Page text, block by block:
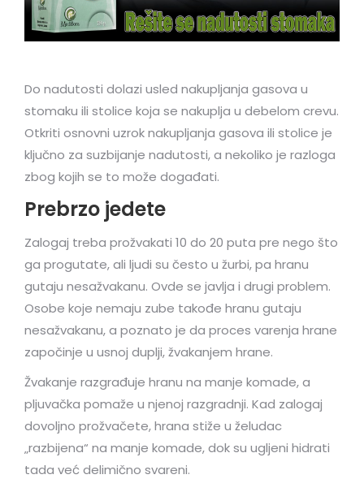
Do nadutosti dolazi usled nakupljanja gasova u
stomaku ili stolice koja se nakuplja u debelom crevu.
Otkriti osnovni uzrok nakupljanja gasova ili stolice je
ključno za suzbijanje nadutosti, a nekoliko je razloga
zbog kojih se to može događati.
Prebrzo jedete
Zalogaj treba prožvakati 10 do 20 puta pre nego što
ga progutate, ali ljudi su često u žurbi, pa hranu
gutaju nesažvakanu. Ovde se javlja i drugi problem.
Osobe koje nemaju zube takođe hranu gutaju
nesažvakanu, a poznato je da proces varenja hrane
započinje u usnoj duplji, žvakanjem hrane.
Žvakanje razgrađuje hranu na manje komade, a
pljuvačka pomaže u njenoj razgradnji. Kad zalogaj
dovoljno prožvačete, hrana stiže u želudac
„razbijena“ na manje komade, dok su ugljeni hidrati
tada već delimično svareni.